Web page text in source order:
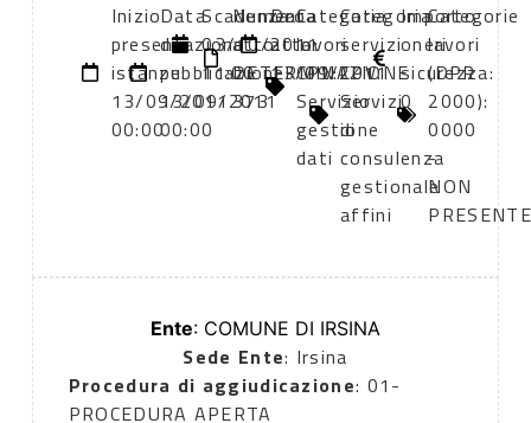
Inizio
presentazione
istanze:
13/09/2011
00:00
Data
di
pubblicazione:
13/09/2011
00:00
Scadenza:
03/10/2011
11:00
Numero
atto:
DETERMINAZIONE
373
Data
atto:
13/09/2011
Categoria
lavori
CPV:
Servizio
gestione
dati
Categoria
servizi
CPV:
Servizi
di
consulenza
gestionale
affini
Importo
oneri
sicurezza:
0
Categorie
lavori
(DPR
2000):
0000
-
NON
PRESENTE
Ente: COMUNE DI IRSINA
Sede Ente: Irsina
Procedura di aggiudicazione: 01-
PROCEDURA APERTA